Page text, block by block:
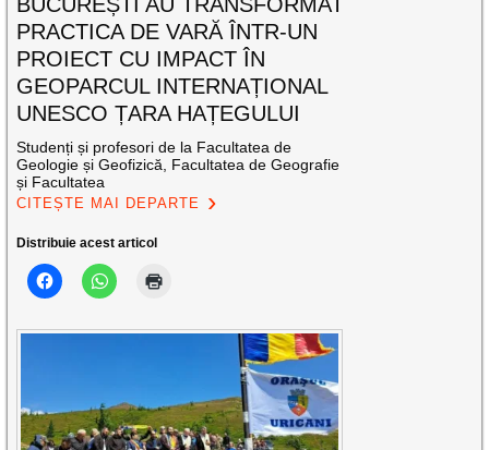
PRACTICA DE VARĂ ÎNTR-UN
PROIECT CU IMPACT ÎN
GEOPARCUL INTERNAȚIONAL
UNESCO ȚARA HAȚEGULUI
Studenți și profesori de la Facultatea de
Geologie și Geofizică, Facultatea de Geografie
și Facultatea
CITEȘTE MAI DEPARTE
Distribuie acest articol